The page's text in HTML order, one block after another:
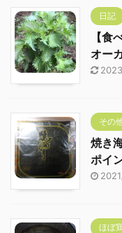
日記
【食
オー
その
焼き
ポイ
ほぼ